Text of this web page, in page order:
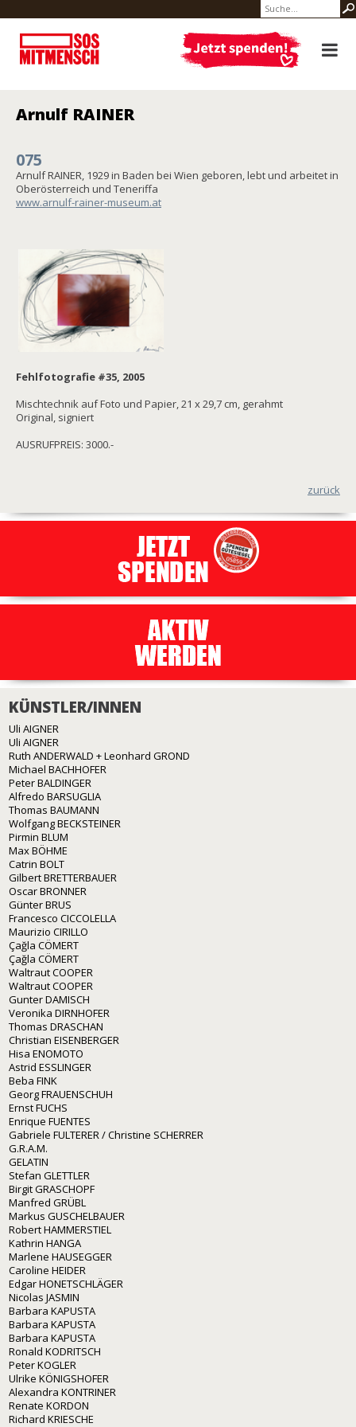
Arnulf RAINER
075
Arnulf RAINER, 1929 in Baden bei Wien geboren, lebt und arbeitet in
Oberösterreich und Teneriffa
www.arnulf-rainer-museum.at
Fehlfotografie #35, 2005
Mischtechnik auf Foto und Papier, 21 x 29,7 cm, gerahmt
Original, signiert
AUSRUFPREIS: 3000.-
zurück
KÜNSTLER/INNEN
Uli AIGNER
Uli AIGNER
Ruth ANDERWALD + Leonhard GROND
Michael BACHHOFER
Peter BALDINGER
Alfredo BARSUGLIA
Thomas BAUMANN
Wolfgang BECKSTEINER
Pirmin BLUM
Max BÖHME
Catrin BOLT
Gilbert BRETTERBAUER
Oscar BRONNER
Günter BRUS
Francesco CICCOLELLA
Maurizio CIRILLO
Çağla CÖMERT
Çağla CÖMERT
Waltraut COOPER
Waltraut COOPER
Gunter DAMISCH
Veronika DIRNHOFER
Thomas DRASCHAN
Christian EISENBERGER
Hisa ENOMOTO
Astrid ESSLINGER
Beba FINK
Georg FRAUENSCHUH
Ernst FUCHS
Enrique FUENTES
Gabriele FULTERER / Christine SCHERRER
G.R.A.M.
GELATIN
Stefan GLETTLER
Birgit GRASCHOPF
Manfred GRÜBL
Markus GUSCHELBAUER
Robert HAMMERSTIEL
Kathrin HANGA
Marlene HAUSEGGER
Caroline HEIDER
Edgar HONETSCHLÄGER
Nicolas JASMIN
Barbara KAPUSTA
Barbara KAPUSTA
Barbara KAPUSTA
Ronald KODRITSCH
Peter KOGLER
Ulrike KÖNIGSHOFER
Alexandra KONTRINER
Renate KORDON
Richard KRIESCHE